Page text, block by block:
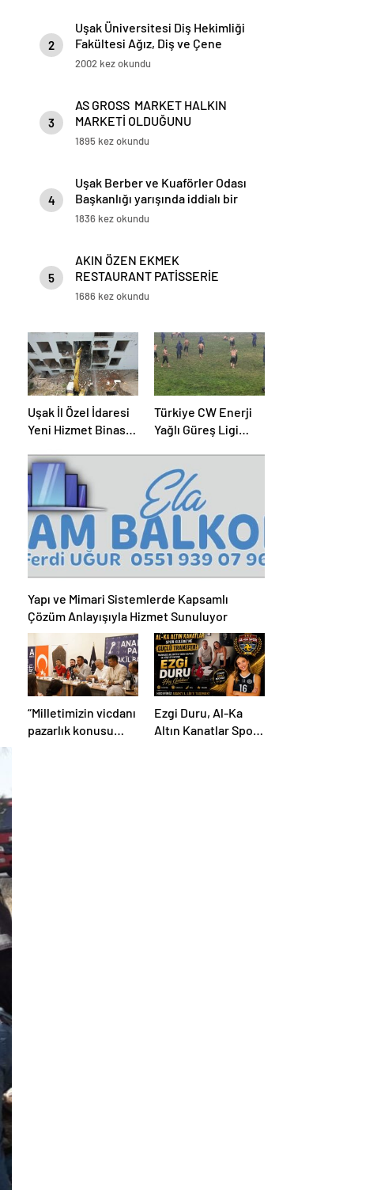
2
Uşak Üniversitesi Diş Hekimliği
Fakültesi Ağız, Diş ve Çene
Cerrahisi Çene-Yüz Bölgesini
2002 kez okundu
3
AS GROSS MARKET HALKIN
MARKETİ OLDUĞUNU
GÖSTERDİ…
1895 kez okundu
4
Uşak Berber ve Kuaförler Odası
Başkanlığı yarışında iddialı bir
Aday; Yusuf Afşar
1836 kez okundu
5
AKIN ÖZEN EKMEK
RESTAURANT PATİSSERİE
AÇILDI.
1686 kez okundu
Uşak İl Özel İdaresi
Yeni Hizmet Binası
Vuruldu
Türkiye CW Enerji
Yağlı Güreş Ligi
Tamamlandı
Yapı ve Mimari Sistemlerde Kapsamlı
Çözüm Anlayışıyla Hizmet Sunuluyor
“Milletimizin vicdanı
pazarlık konusu
Ezgi Duru, Al-Ka
Altın Kanatlar Spor